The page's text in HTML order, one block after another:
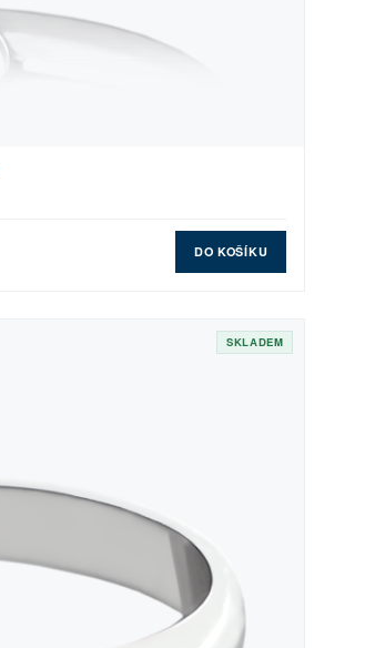
DO KOŠÍKU
SKLADEM